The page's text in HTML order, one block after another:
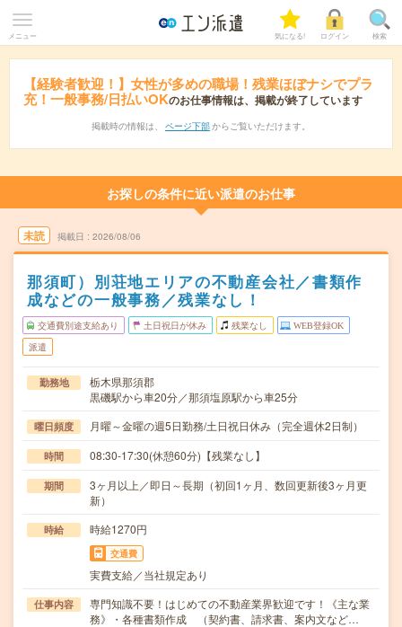
メニュー 気になる! ログイン 検索
【経験者歓迎！】女性が多めの職場！残業ほぼナシでプラ
充！一般事務/日払いOKのお仕事情報は、掲載が終了しています
掲載時の情報は、 ページ下部 からご覧いただけます。
お探しの条件に近い派遣のお仕事
未読 掲載日 2026/08/06
那須町）別荘地エリアの不動産会社／書類作
成などの一般事務／残業なし！
交通費別途支給あり 土日祝日が休み 残業なし WEB登録OK
派遣
勤務地
栃木県那須郡
黒磯駅から車20分／那須塩原駅から車25分
曜日頻度 月曜～金曜の週5日勤務/土日祝日休み（完全週休2日制）
時間 08:30-17:30(休憩60分)【残業なし】
期間
3ヶ月以上／即日～長期（初回1ヶ月、数回更新後3ヶ月更
新）
時給 時給1270円
交通費
実費支給／当社規定あり
仕事内容
専門知識不要！はじめての不動産業界歓迎です！《主な業
務》・各種書類作成 （契約書、請求書、案内文など…